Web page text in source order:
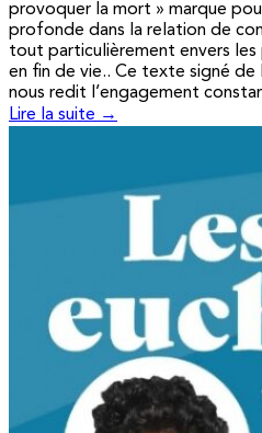
provoquer la mort » marque
profonde dans la relation de
tout particulièrement envers
en fin de vie.. Ce texte signé de
nous redit l’engagement
Lire la suite →